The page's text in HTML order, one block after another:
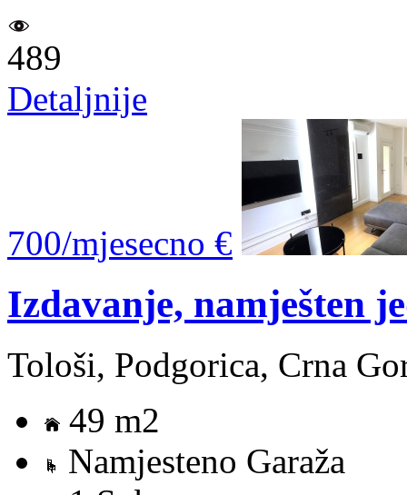
489
Detaljnije
700/mjesecno €
Izdavanje, namješten
Tološi, Podgorica, Crna
49 m2
Namjesteno Garaža